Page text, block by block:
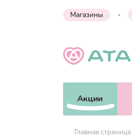
Магазины
Акции
Главная страница